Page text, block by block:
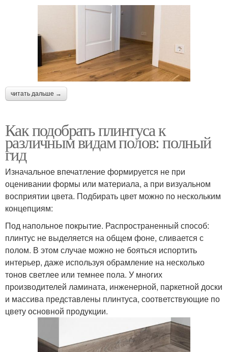
читать дальше →
Как подобрать плинтуса к
различным видам полов: полный
гид
Изначальное впечатление формируется не при
оценивании формы или материала, а при визуальном
восприятии цвета. Подбирать цвет можно по нескольким
концепциям:
Под напольное покрытие. Распространенный способ:
плинтус не выделяется на общем фоне, сливается с
полом. В этом случае можно не бояться испортить
интерьер, даже используя обрамление на несколько
тонов светлее или темнее пола. У многих
производителей ламината, инженерной, паркетной доски
и массива представлены плинтуса, соответствующие по
цвету основной продукции.